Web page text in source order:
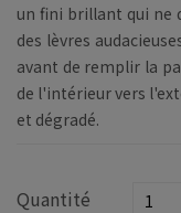
un fini brillant qui ne
des lèvres
avant de remplir la
de l'intérieur vers
et dégradé.
Quantité